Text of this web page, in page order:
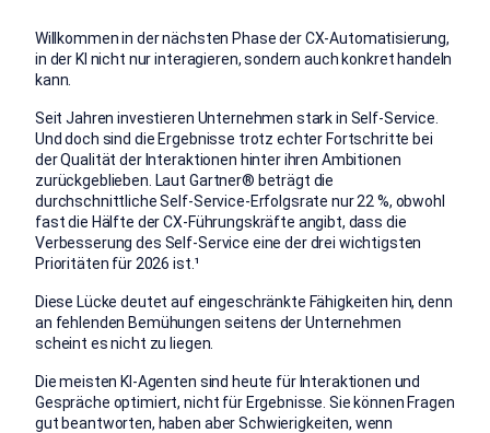
󠀰Willkommen in der nächsten Phase der CX-Automatisierung,
in der KI nicht nur interagieren, sondern auch konkret handeln
kann.󠀲󠀢󠀡󠀳
󠀰Seit Jahren investieren Unternehmen stark in Self-Service.󠀲󠀢󠀢󠀳
󠀰Und doch sind die Ergebnisse trotz echter Fortschritte bei
der Qualität der Interaktionen hinter ihren Ambitionen
zurückgeblieben.󠀲󠀢󠀣󠀳 󠀰Laut Gartner® beträgt die
durchschnittliche Self-Service-Erfolgsrate nur 22 %, obwohl
fast die Hälfte der CX-Führungskräfte angibt, dass die
Verbesserung des Self-Service eine der drei wichtigsten
Prioritäten für 2026 ist.¹󠀲󠀢󠀤󠀳
󠀰Diese Lücke deutet auf eingeschränkte Fähigkeiten hin, denn
an fehlenden Bemühungen seitens der Unternehmen
scheint es nicht zu liegen.󠀲󠀢󠀥󠀳
󠀰Die meisten KI-Agenten sind heute für Interaktionen und
Gespräche optimiert, nicht für Ergebnisse.󠀲󠀢󠀦󠀳 󠀰Sie können Fragen
gut beantworten, haben aber Schwierigkeiten, wenn